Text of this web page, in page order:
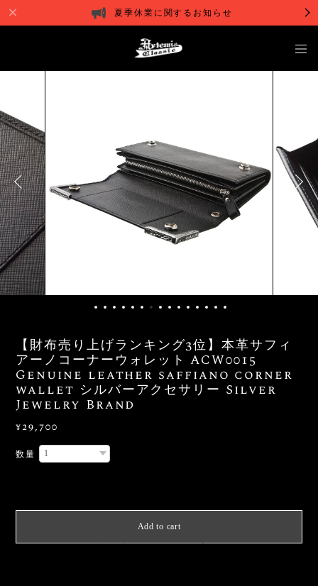
夏季休業に関するお知らせ
【財布売り上げランキング3位】本革サフィ
アーノコーナーウォレット ACW0015
Genuine leather saffiano corner
wallet シルバーアクセサリー Silver
Jewelry Brand
¥29,700
数量
Add to cart